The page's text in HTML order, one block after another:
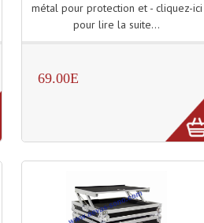
métal pour protection et - cliquez-ici
pour lire la suite...
69.00E